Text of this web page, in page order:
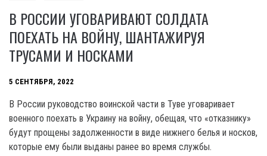
В РОССИИ УГОВАРИВАЮТ СОЛДАТА
ПОЕХАТЬ НА ВОЙНУ, ШАНТАЖИРУЯ
ТРУСАМИ И НОСКАМИ
5 СЕНТЯБРЯ, 2022
В России руководство воинской части в Туве уговаривает
военного поехать в Украину на войну, обещая, что «отказнику»
будут прощены задолженности в виде нижнего белья и носков,
которые ему были выданы ранее во время службы.